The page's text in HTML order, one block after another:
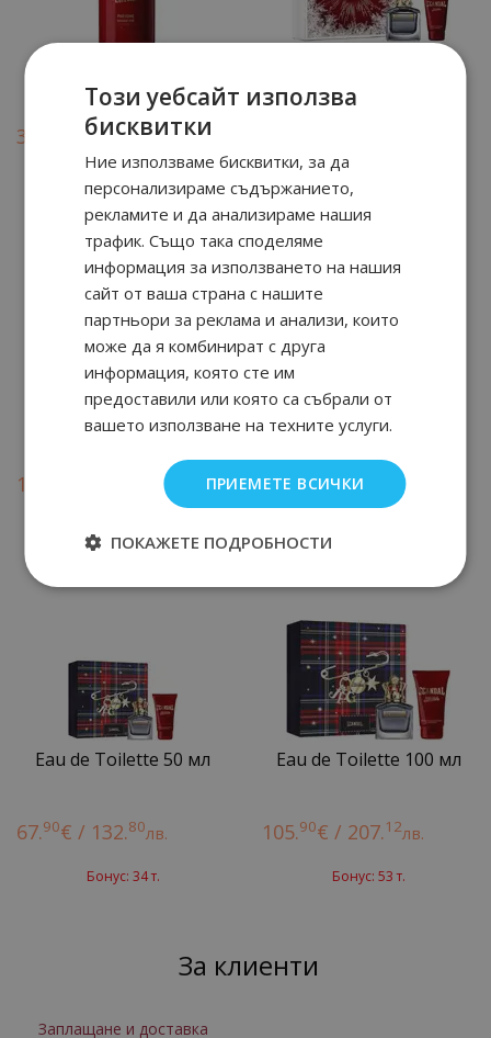
33. € / 66.30лв.
Eau de Toilette 100 мл
97.09€ / 189.
Eau de Toilette 100 мл
102. лв.
Eau de Toilette 100 мл
89.94€ / 175. лв.
Eau de Toilette 50 мл
67.90€ / 132.80лв.
Бонус: 34 т.
Eau de Toilette 100 мл
105.90€ / 207.12лв.
Бонус: 53 т.
За клиенти
Заплащане и доставка
Този уебсайт използва
бисквитки
Ние използваме бисквитки, за да
персонализираме съдържанието,
рекламите и да анализираме нашия
трафик. Също така споделяме
информация за използването на нашия
сайт от ваша страна с нашите
партньори за реклама и анализи, които
може да я комбинират с друга
информация, която сте им
предоставили или която са събрали от
вашето използване на техните услуги.
ПРИЕМЕТЕ ВСИЧКИ
ПОКАЖЕТЕ ПОДРОБНОСТИ